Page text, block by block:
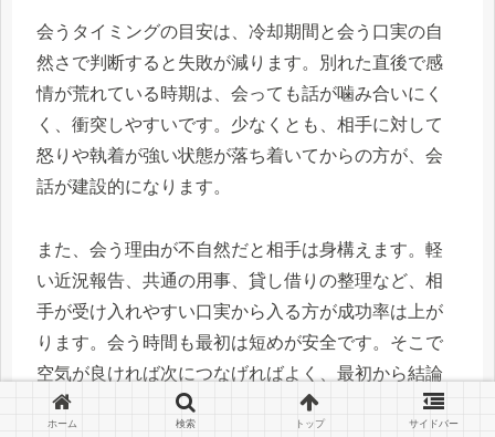
会うタイミングの目安は、冷却期間と会う口実の自
然さで判断すると失敗が減ります。別れた直後で感
情が荒れている時期は、会っても話が噛み合いにく
く、衝突しやすいです。少なくとも、相手に対して
怒りや執着が強い状態が落ち着いてからの方が、会
話が建設的になります。
また、会う理由が不自然だと相手は身構えます。軽
い近況報告、共通の用事、貸し借りの整理など、相
手が受け入れやすい口実から入る方が成功率は上が
ります。会う時間も最初は短めが安全です。そこで
空気が良ければ次につなげればよく、最初から結論
を出そうとしない方が復縁に近づきます。会った後
ホーム 検索 トップ サイドバー